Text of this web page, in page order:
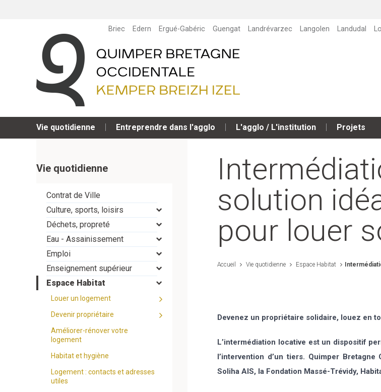
Briec Edern Ergué-Gabéric Guengat Landrévarzec Langolen Landudal
Vie quotidienne Entreprendre dans l'agglo L'agglo / L'institution Projets
solution
pour louer
Accueil Vie quotidienne Espace Habitat
Devenez un propriétaire solidaire, louez en
L’intermédiation locative est un dispositif
l’intervention d’un tiers. Quimper
Soliha AIS, la Fondation Massé-Trévidy,
Vie quotidienne
Contrat de Ville
Culture, sports, loisirs
Déchets, propreté
Eau - Assainissement
Emploi
Enseignement supérieur
Espace Habitat
Louer un logement
Devenir propriétaire
Améliorer-rénover votre
logement
Habitat et hygiène
Logement : contacts et adresses
utiles